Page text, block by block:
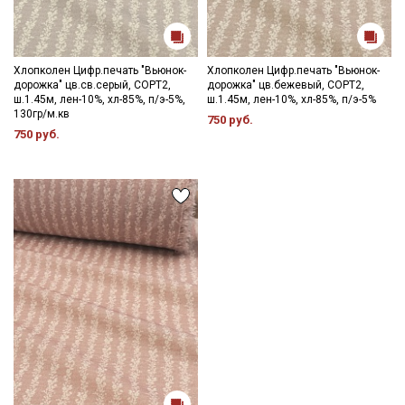
Хлопколен Цифр.печать "Вьюнок-
дорожка" цв.св.серый, СОРТ2,
ш.1.45м, лен-10%, хл-85%, п/э-5%,
130гр/м.кв
750 руб.
Хлопколен Цифр.печать "Вьюнок-
дорожка" цв.бежевый, СОРТ2,
ш.1.45м, лен-10%, хл-85%, п/э-5%
750 руб.